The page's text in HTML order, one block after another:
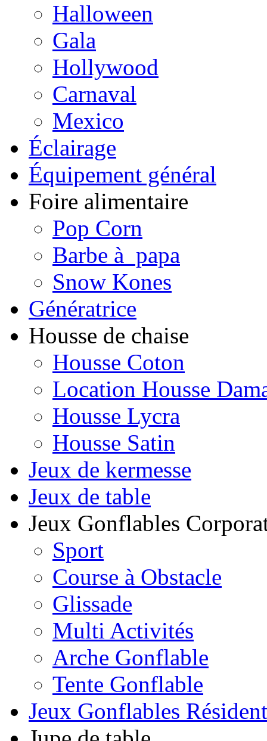
Halloween
Gala
Hollywood
Carnaval
Mexico
Éclairage
Équipement général
Foire alimentaire
Pop Corn
Barbe à papa
Snow Kones
Génératrice
Housse de chaise
Housse Coton
Location Housse
Housse Lycra
Housse Satin
Jeux de kermesse
Jeux de table
Jeux Gonflables
Sport
Course à Obstacle
Glissade
Multi Activités
Arche Gonflable
Tente Gonflable
Jeux Gonflables